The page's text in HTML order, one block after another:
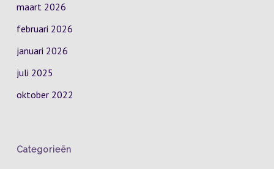
maart 2026
februari 2026
januari 2026
juli 2025
oktober 2022
Categorieën